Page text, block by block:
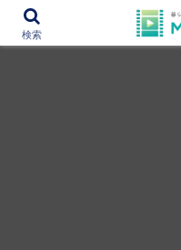
12000作品を紹介！あ
検索